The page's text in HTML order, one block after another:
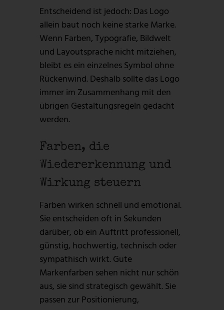
Entscheidend ist jedoch: Das Logo
allein baut noch keine starke Marke.
Wenn Farben, Typografie, Bildwelt
und Layoutsprache nicht mitziehen,
bleibt es ein einzelnes Symbol ohne
Rückenwind. Deshalb sollte das Logo
immer im Zusammenhang mit den
übrigen Gestaltungsregeln gedacht
werden.
Farben, die
Wiedererkennung und
Wirkung steuern
Farben wirken schnell und emotional.
Sie entscheiden oft in Sekunden
darüber, ob ein Auftritt professionell,
günstig, hochwertig, technisch oder
sympathisch wirkt. Gute
Markenfarben sehen nicht nur schön
aus, sie sind strategisch gewählt. Sie
passen zur Positionierung,